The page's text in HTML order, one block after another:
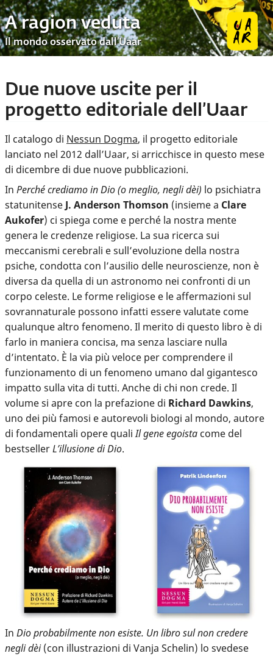
A ragion veduta
Il mondo osservato dall’Uaar
Due nuove uscite per il
progetto editoriale dell’Uaar
Il catalogo di Nessun Dogma, il progetto editoriale
lanciato nel 2012 dall’Uaar, si arricchisce in questo mese
di dicembre di due nuove pubblicazioni.
In Perché crediamo in Dio (o meglio, negli dèi) lo psichiatra
statunitense J. Anderson Thomson (insieme a Clare
Aukofer) ci spiega come e perché la nostra mente
genera le credenze religiose. La sua ricerca sui
meccanismi cerebrali e sull’evoluzione della nostra
psiche, condotta con l’ausilio delle neuroscienze, non è
diversa da quella di un astronomo nei confronti di un
corpo celeste. Le forme religiose e le affermazioni sul
sovrannaturale possono infatti essere valutate come
qualunque altro fenomeno. Il merito di questo libro è di
farlo in maniera concisa, ma senza lasciare nulla
d’intentato. È la via più veloce per comprendere il
funzionamento di un fenomeno umano dal gigantesco
impatto sulla vita di tutti. Anche di chi non crede. Il
volume si apre con la prefazione di Richard Dawkins,
uno dei più famosi e autorevoli biologi al mondo, autore
di fondamentali opere qualiIl gene egoista come del
bestsellerL’illusione di Dio.
In Dio probabilmente non esiste. Un libro sul non credere
negli dèi(con illustrazioni di Vanja Schelin) lo svedese